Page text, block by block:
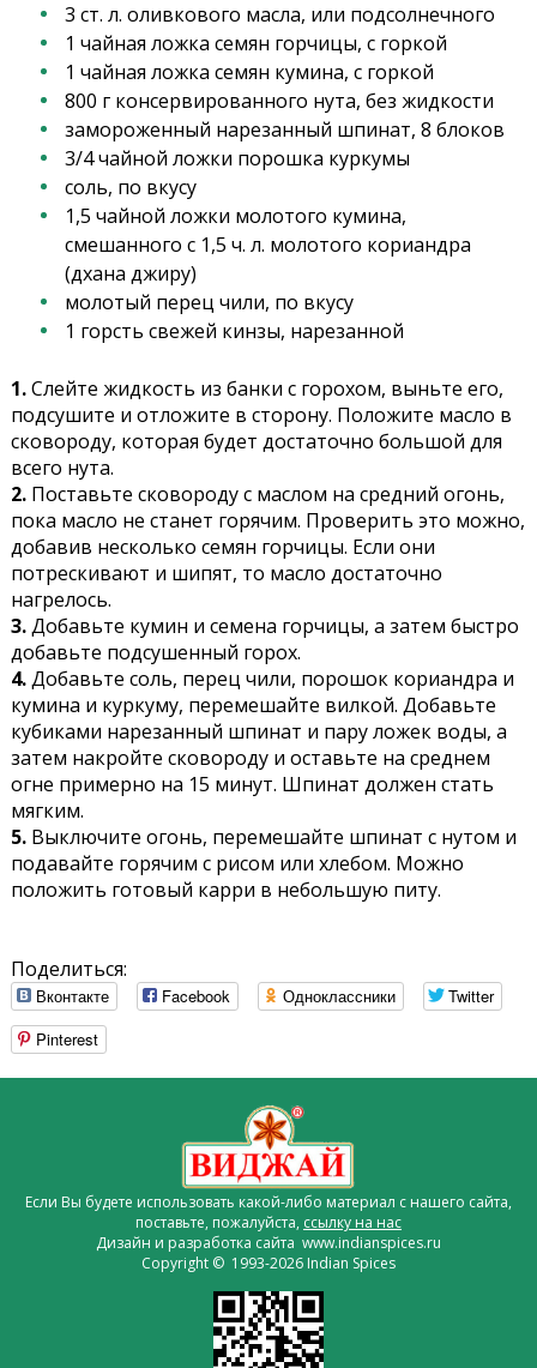
3 ст. л. оливкового масла, или подсолнечного
1 чайная ложка семян горчицы, с горкой
1 чайная ложка семян кумина, с горкой
800 г консервированного нута, без жидкости
замороженный нарезанный шпинат, 8 блоков
3/4 чайной ложки порошка куркумы
соль, по вкусу
1,5 чайной ложки молотого кумина,
смешанного с 1,5 ч. л. молотого кориандра
(дхана джиру)
молотый перец чили, по вкусу
1 горсть свежей кинзы, нарезанной
1.Слейте жидкость из банки с горохом, выньте его,
подсушите и отложите в сторону. Положите масло в
сковороду, которая будет достаточно большой для
всего нута.
2.Поставьте сковороду с маслом на средний огонь,
пока масло не станет горячим. Проверить это можно,
добавив несколько семян горчицы. Если они
потрескивают и шипят, то масло достаточно
нагрелось.
3.Добавьте кумин и семена горчицы, а затем быстро
добавьте подсушенный горох.
4.Добавьте соль, перец чили, порошок кориандра и
кумина и куркуму, перемешайте вилкой. Добавьте
кубиками нарезанный шпинат и пару ложек воды, а
затем накройте сковороду и оставьте на среднем
огне примерно на 15 минут. Шпинат должен стать
мягким.
5.Выключите огонь, перемешайте шпинат с нутом и
подавайте горячим с рисом или хлебом. Можно
положить готовый карри в небольшую питу.
Поделиться:
Вконтакте Facebook Одноклассники
Twitter
Pinterest
Если Вы будете использовать какой-либо материал с нашего сайта,
поставьте, пожалуйста, ссылку на нас
Дизайн и разработка сайта www.indianspices.ru
Copyright © 1993-2026 Indian Spices